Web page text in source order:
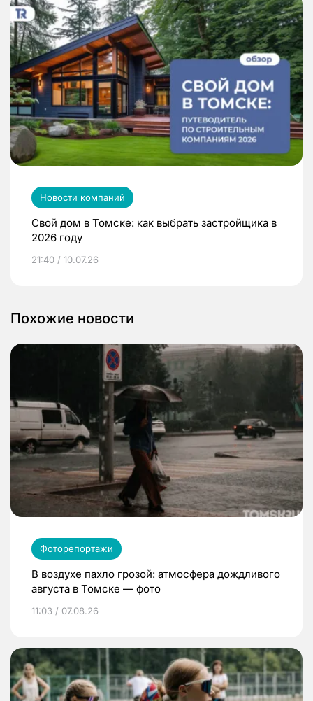
Новости компаний
Свой дом в Томске: как выбрать застройщика в
2026 году
21:40 / 10.07.26
Похожие новости
Фоторепортажи
В воздухе пахло грозой: атмосфера дождливого
августа в Томске — фото
11:03 / 07.08.26